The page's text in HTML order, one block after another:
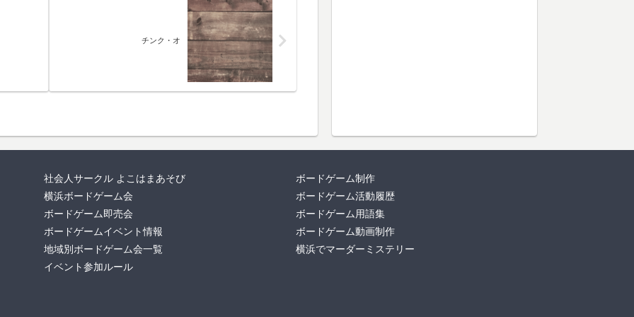
チンク・オ
社会人サークル よこはまあそび
横浜ボードゲーム会
ボードゲーム即売会
ボードゲームイベント情報
地域別ボードゲーム会一覧
イベント参加ルール
ボードゲーム制作
ボードゲーム活動履歴
ボードゲーム用語集
ボードゲーム動画制作
横浜でマーダーミステリー